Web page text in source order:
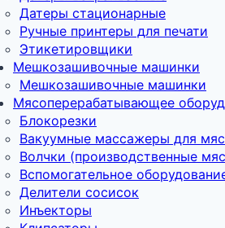
Датеры стационарные
Ручные принтеры для печати
Этикетировщики
Мешкозашивочные машинки
Мешкозашивочные машинки
Мясоперерабатывающее
Блокорезки
Вакуумные массажеры для
Волчки (производственные
Вспомогательное
Делители сосисок
Инъекторы